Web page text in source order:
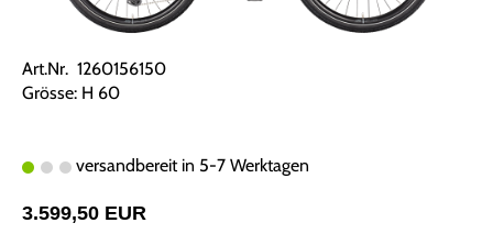
Art.Nr. 1260156150
Grösse: H 60
versandbereit in 5-7 Werktagen
3.599,50 EUR